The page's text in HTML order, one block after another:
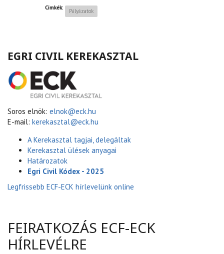
Címkék: Pályázatok
EGRI CIVIL KEREKASZTAL
Soros elnök: elnok@eck.hu
E-mail: kerekasztal@eck.hu
A Kerekasztal tagjai, delegáltak
Kerekasztal ülések anyagai
Határozatok
Egri Civil Kódex - 2025
Legfrissebb ECF-ECK hírlevelünk online
FEIRATKOZÁS ECF-ECK
HÍRLEVÉLRE